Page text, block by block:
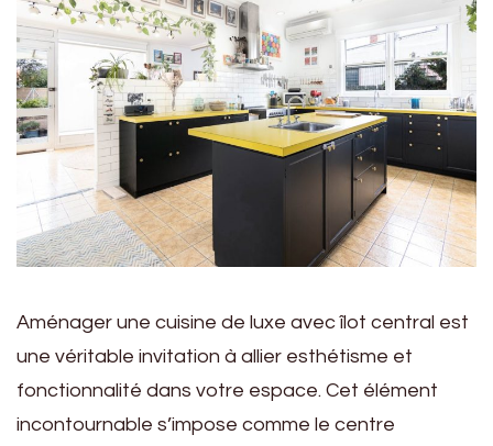
Aménager une cuisine de luxe avec îlot central est
une véritable invitation à allier esthétisme et
fonctionnalité dans votre espace. Cet élément
incontournable s’impose comme le centre